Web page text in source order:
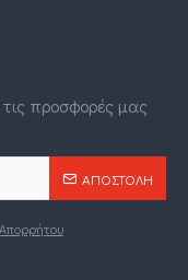
προσφορές μας
ΑΠΟΣΤΟΛΉ